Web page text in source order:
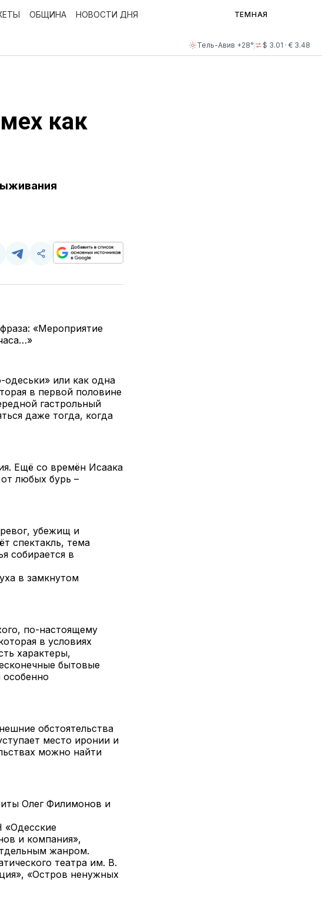
Тель-Авив +28° $ 3.01 · € 3.48
ОБЩИНА НОВОСТИ ДНЯ ТЕМНАЯ
как
Поделиться
Telegram
Скопируйте
поделитесь
«Мероприятие
одеськи» или как одна
в первой половине
гастрольный
даже тогда, когда
Ещё со времён Исаака
любых бурь –
убежищ и
спектакль, тема
собирается в
в замкнутом
по-настоящему
в условиях
характеры,
бытовые
особенно
обстоятельства
место иронии и
можно найти
Олег Филимонов и
«Одесские
и компания»,
жанром.
театра им. В.
«Остров ненужных